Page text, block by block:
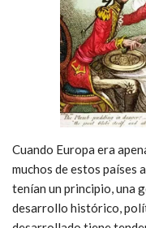
Cuando Europa era
muchos de estos países
tenían un principio, una
desarrollo histórico,